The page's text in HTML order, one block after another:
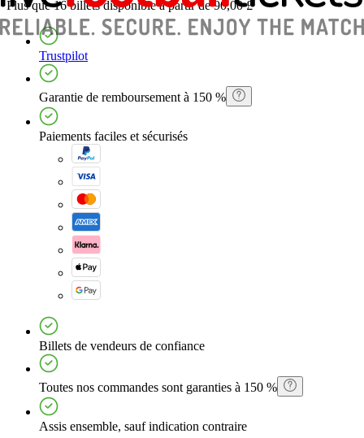
Plus que 16 billetsdisponible à partir de90,00 £
Trustpilot
Garantie de remboursement à 150 %
Paiements faciles et sécurisés
Billets de vendeurs de confiance
Toutes nos commandes sont garanties à 150 %
Assis ensemble, sauf indication contraire